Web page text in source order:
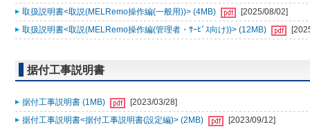
取扱説明書<取説(MELRemo操作編(一般用))> (4MB)
[2025/08/02]
取扱説明書<取説(MELRemo操作編(管理者・ｻｰﾋﾞｽ向け))> (12MB)
据付工事説明書
据付工事説明書 (1MB)
[2023/03/28]
据付工事説明書<据付工事説明書(設定編)> (2MB)
[2023/09/12]